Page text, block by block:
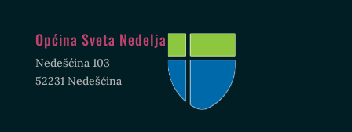
Općina Sveta Nedelja
Nedešćina 103
52231 Nedešćina